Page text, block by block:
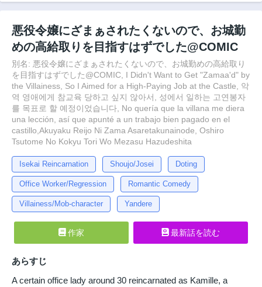
悪役令嬢にざまぁされたくないので、お城勤
めの高給取りを目指すはずでした@COMIC
別名: 悪役令嬢にざまぁされたくないので、お城勤めの高給取り
を目指すはずでした@COMIC, I Didn't Want to Get "Zamaa'd" by
the Villainess, So I Aimed for a High-Paying Job at the Castle, 악
역 영애에게 참교육 당하고 싶지 않아서, 성에서 일하는 고연봉자
를 목표로 할 예정이었습니다, No quería que la villana me diera
una lección, así que apunté a un trabajo bien pagado en el
castillo,Akuyaku Reijo Ni Zama Asaretakunainode, Oshiro
Tsutome No Kokyu Tori Wo Mezasu Hazudeshita
Isekai Reincarnation Shoujo/Josei Doting
Office Worker/Regression Romantic Comedy
Villainess/Mob-character Yandere
作家 最新話を読む
あらすじ
A certain office lady around 30 reincarnated as Kamille, a